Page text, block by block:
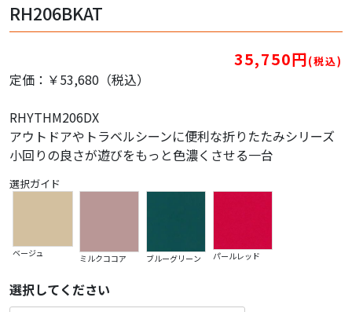
RH206BKAT
35,750円(税込)
定価：￥53,680（税込）
RHYTHM206DX
アウトドアやトラベルシーンに便利な折りたたみシリーズ
小回りの良さが遊びをもっと色濃くさせる一台
選択ガイド
ベージュ ミルクココア ブルーグリーン パールレッド
選択してください